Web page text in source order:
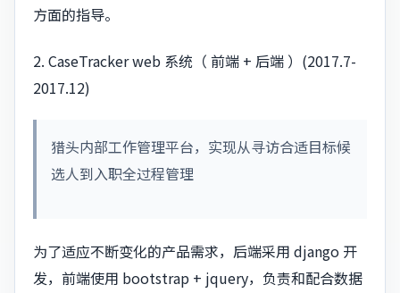
方面的指导。
2. CaseTracker web 系统（ 前端 + 后端 ）(2017.7-
2017.12)
猎头内部工作管理平台，实现从寻访合适目标候
选人到入职全过程管理
为了适应不断变化的产品需求，后端采用 django 开
发，前端使用 bootstrap + jquery，负责和配合数据